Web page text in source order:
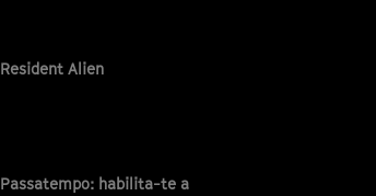
Resident Alien
Passatempo: habilita-te a